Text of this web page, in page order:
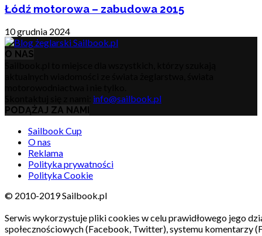
Łódź motorowa – zabudowa 2015
10 grudnia 2024
O NAS
info@sailbook.pl
PODĄŻAJ ZA NAMI
Sailbook Cup
O nas
Reklama
Polityka prywatności
Polityka Cookie
© 2010-2019 Sailbook.pl
Serwis wykorzystuje pliki cookies w celu prawidłowego jego
społecznościowych (Facebook, Twitter), systemu komentarzy